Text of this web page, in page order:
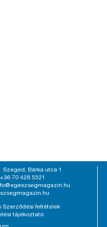
Szeged, Bárka utca 1
+36 70 428 5521
Szerződési feltételek
tájékoztató